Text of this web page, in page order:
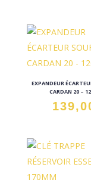
EXPANDEUR
CARDAN 20 –